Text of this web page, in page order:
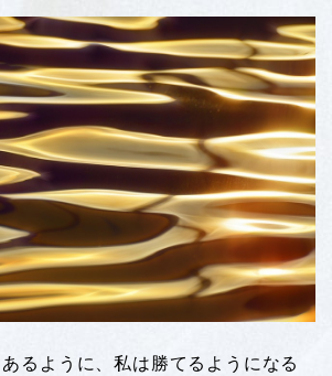
るように、私は勝てるようになる